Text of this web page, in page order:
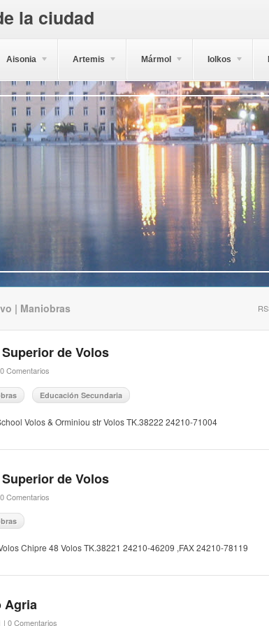
la ciudad
Aisonia Artemis Mármol Iolkos
| Maniobras
de Volos
0 Comentarios
Educación Secundaria
Volos & Orminiou str Volos TK.38222 24210-71004
de Volos
0 Comentarios
Chipre 48 Volos TK.38221 24210-46209 ,FAX 24210-78119
Agria
| 0 Comentarios